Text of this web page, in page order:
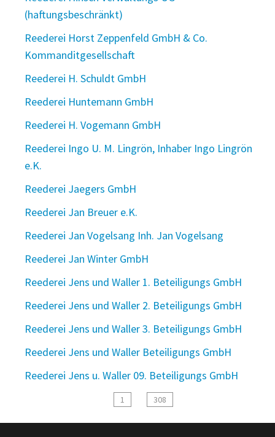
(haftungsbeschränkt)
Reederei Horst Zeppenfeld GmbH & Co.
Kommanditgesellschaft
Reederei H. Schuldt GmbH
Reederei Huntemann GmbH
Reederei H. Vogemann GmbH
Reederei Ingo U. M. Lingrön, Inhaber Ingo Lingrön
e.K.
Reederei Jaegers GmbH
Reederei Jan Breuer e.K.
Reederei Jan Vogelsang Inh. Jan Vogelsang
Reederei Jan Winter GmbH
Reederei Jens und Waller 1. Beteiligungs GmbH
Reederei Jens und Waller 2. Beteiligungs GmbH
Reederei Jens und Waller 3. Beteiligungs GmbH
Reederei Jens und Waller Beteiligungs GmbH
Reederei Jens u. Waller 09. Beteiligungs GmbH
1 308